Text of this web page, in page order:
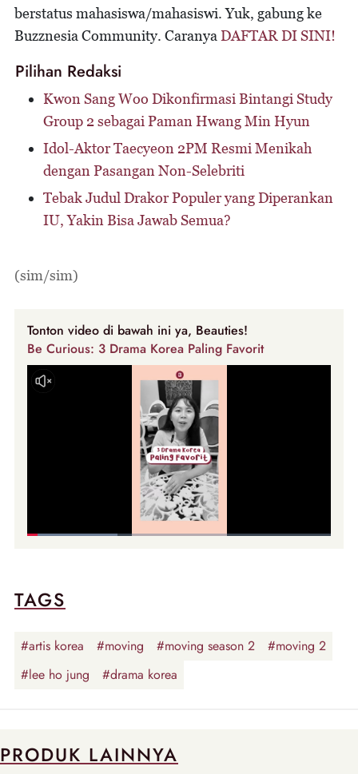
berstatus mahasiswa/mahasiswi. Yuk, gabung ke
Buzznesia Community. Caranya DAFTAR DI SINI!
Pilihan Redaksi
Kwon Sang Woo Dikonfirmasi Bintangi Study
Group 2 sebagai Paman Hwang Min Hyun
Idol-Aktor Taecyeon 2PM Resmi Menikah
dengan Pasangan Non-Selebriti
Tebak Judul Drakor Populer yang Diperankan
IU, Yakin Bisa Jawab Semua?
(sim/sim)
Tonton video di bawah ini ya, Beauties!
Be Curious: 3 Drama Korea Paling Favorit
TAGS
#artis korea #moving #moving season 2
#moving 2
#lee ho jung
#drama korea
PRODUK LAINNYA